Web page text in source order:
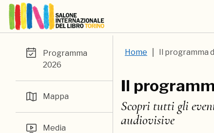
Programma
2026
Mappa
Media
Home Il programma
Il
Scopri tutti gli
audiovisive